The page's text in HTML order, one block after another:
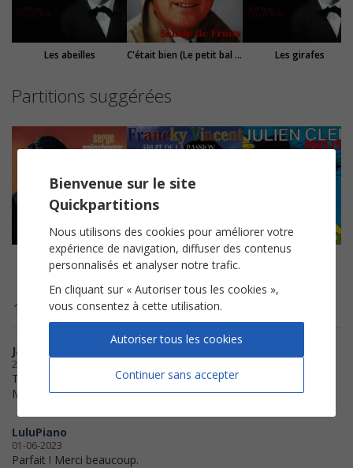
Les abeilles C'était bien (Le petit bal perdu) Les girafes
Partitions suggérées
Couleur café
Serge Gainsbourg
Fruit de la passion
Francky Vincent
Mélissa
13 avis clients
Jazzif
24-08-2025
Très bien. Très bon arrangement.
Merci
LuluPiano
01-06-2023
Parfait ! Merci beaucoup.
Bienvenue sur le site
Quickpartitions
Nous utilisons des cookies pour améliorer votre
expérience de navigation, diffuser des contenus
personnalisés et analyser notre trafic.
En cliquant sur « Autoriser tous les cookies »,
vous consentez à cette utilisation.
Continuer sans accepter
Autoriser tous les cookies